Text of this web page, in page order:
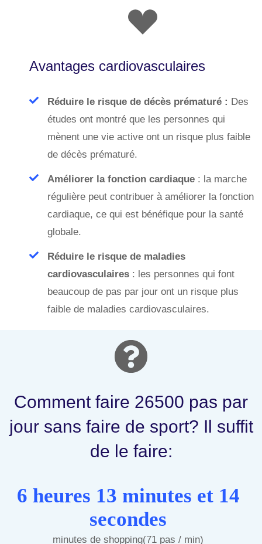
Avantages cardiovasculaires
Réduire le risque de décès prématuré : Des
études ont montré que les personnes qui
mènent une vie active ont un risque plus faible
de décès prématuré.
Améliorer la fonction cardiaque : la marche
régulière peut contribuer à améliorer la fonction
cardiaque, ce qui est bénéfique pour la santé
globale.
Réduire le risque de maladies
cardiovasculaires : les personnes qui font
beaucoup de pas par jour ont un risque plus
faible de maladies cardiovasculaires.
Comment faire 26500 pas par
jour sans faire de sport? Il suffit
de le faire:
6 heures 13 minutes et 14
secondes
minutes de shopping(71 pas / min)